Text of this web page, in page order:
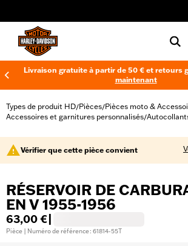
Livraison gratuite à partir de 50 € et retours
maintenant
Types de produit HD/Pièces/Pièces moto &
Accessoires et garnitures personnalisés/
Vérifier que cette pièce convient
RÉSERVOIR DE
EN V 1955-1956
63,00 €
Pièce | Numéro de référence : 61814-55T